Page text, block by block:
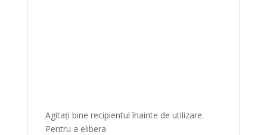
Agitați bine recipientul înainte de utilizare.
Pentru a elibera